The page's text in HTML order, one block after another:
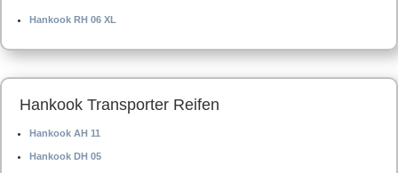
Hankook RH 06 XL
Hankook Transporter Reifen
Hankook AH 11
Hankook DH 05